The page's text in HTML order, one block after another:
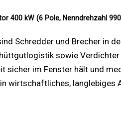
400 kW (6 Pole, Nenndrehzahl
Schredder und Brecher in
sowie
sicher im Fenster hält und
wirtschaftliches, langlebiges